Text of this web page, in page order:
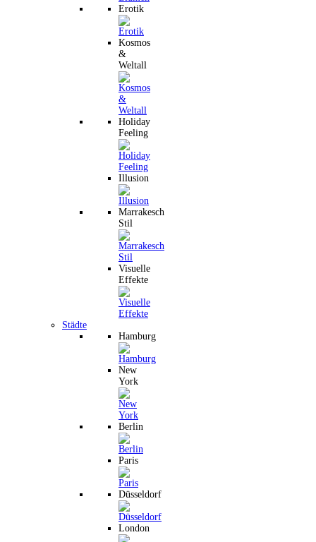
Erotik
Kosmos
&
Weltall
Holiday
Feeling
Illusion
Marrakesch
Stil
Visuelle
Effekte
Städte
Hamburg
New
York
Berlin
Paris
Düsseldorf
London